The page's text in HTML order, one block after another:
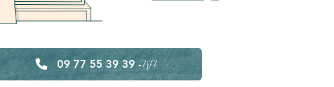
09 77 55 39 39 -7j/7